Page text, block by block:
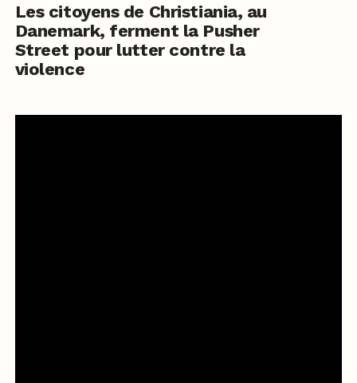
Les citoyens de Christiania, au
Danemark, ferment la Pusher
Street pour lutter contre la
violence